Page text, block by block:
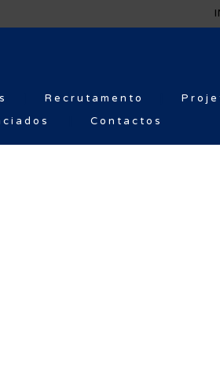
Recrutamento
Contactos